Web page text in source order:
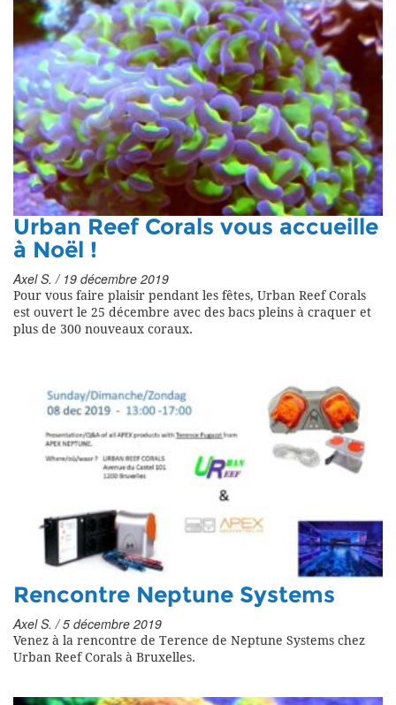
Urban Reef Corals vous accueille
à Noël !
Axel S. / 19 décembre 2019
Pour vous faire plaisir pendant les fêtes, Urban Reef Corals
est ouvert le 25 décembre avec des bacs pleins à craquer et
plus de 300 nouveaux coraux.
Rencontre Neptune Systems
Axel S. / 5 décembre 2019
Venez à la rencontre de Terence de Neptune Systems chez
Urban Reef Corals à Bruxelles.